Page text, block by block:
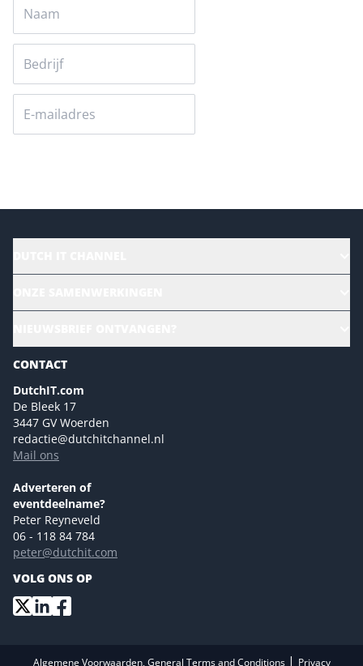
Magazines
Marketingmogelijkheden 2026
Eventmogelijkheden 2026
Advertising opportunities 2026 ENG
Event opportunities 2026 ENG
NL Digital
Versturen
CONTACT
DutchIT.com
De Bleek 17
3447 GV Woerden
redactie@dutchitchannel.nl
Mail ons
Adverteren of
eventdeelname?
Peter Reyneveld
06 - 118 84 784
peter@dutchit.com
VOLG ONS OP
Algemene Voorwaarden, General Terms and Conditions | Privacy